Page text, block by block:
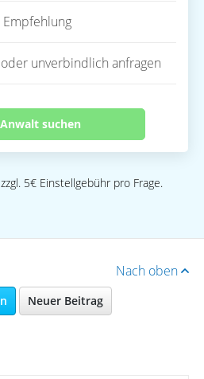
unverbindlich anfragen
suchen
5€ Einstellgebühr pro Frage.
Nach oben
Neuer Beitrag